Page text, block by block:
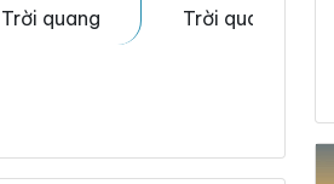
Trời quang
Trời quang